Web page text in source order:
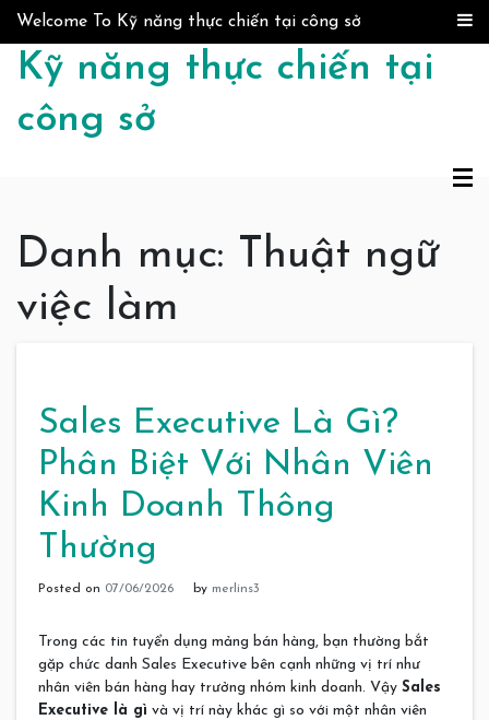
Skip to content
Welcome To Kỹ năng thực chiến tại công sở
Kỹ năng thực chiến tại
công sở
Danh mục: Thuật ngữ
việc làm
Sales Executive Là Gì?
Phân Biệt Với Nhân Viên
Kinh Doanh Thông
Thường
Posted on 07/06/2026 by merlins3
Trong các tin tuyển dụng mảng bán hàng, bạn thường bắt
gặp chức danh Sales Executive bên cạnh những vị trí như
nhân viên bán hàng hay trưởng nhóm kinh doanh. Vậy Sales
Executive là gì và vị trí này khác gì so với một nhân viên